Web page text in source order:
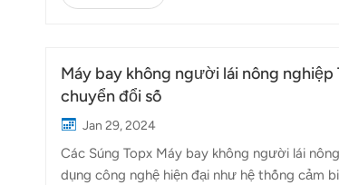
thân cây để thụ phấn cho cây trồng. Tuy
Máy bay không người lái nông
chuyển đổi số
Jan 29, 2024
Các Súng Topx Máy bay không người lái
dụng công nghệ hiện đại như hệ thống cảm